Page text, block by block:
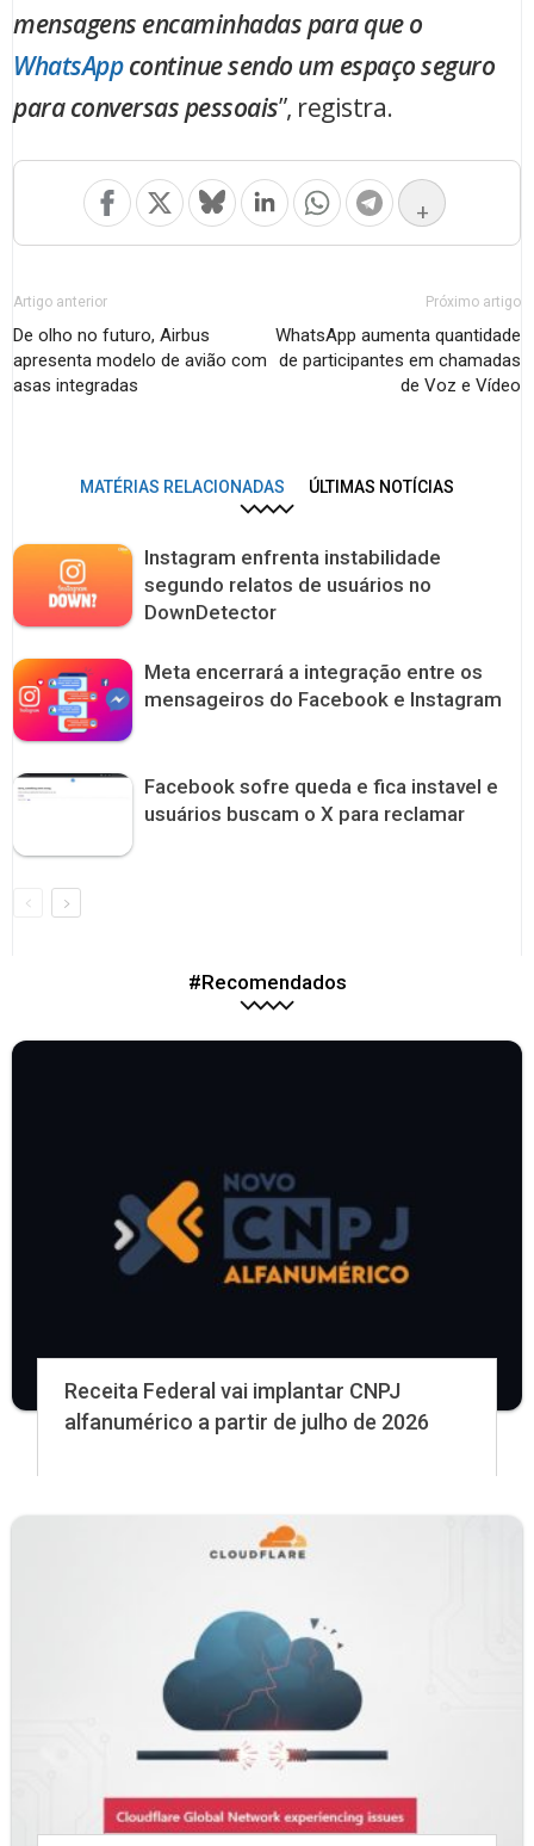
mensagens encaminhadas para que o
WhatsAppcontinue sendo um espaço seguro
para conversas pessoais”, registra.
+
Artigo anterior
De olho no futuro, Airbus
apresenta modelo de avião com
asas integradas
Próximo artigo
WhatsApp aumenta quantidade
de participantes em chamadas
de Voz e Vídeo
MATÉRIAS RELACIONADAS ÚLTIMAS NOTÍCIAS
Instagram enfrenta instabilidade
segundo relatos de usuários no
DownDetector
Meta encerrará a integração entre os
mensageiros do Facebook e Instagram
Facebook sofre queda e fica instavel e
usuários buscam o X para reclamar
#Recomendados
Receita Federal vai implantar CNPJ
alfanumérico a partir de julho de 2026